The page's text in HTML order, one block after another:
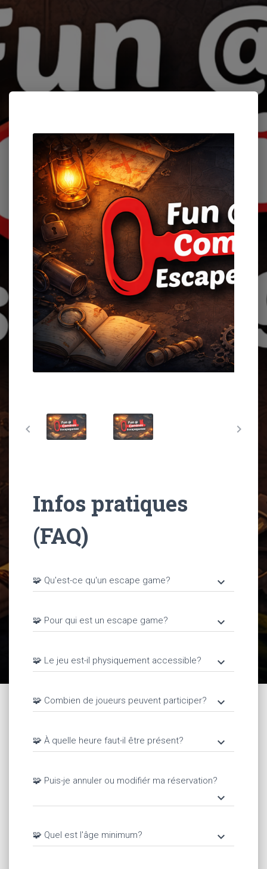
chevron_left chevron_right
Infos pratiques
(FAQ)
🧩 Qu'est-ce qu'un escape game? keyboard_arrow_down
🧩 Pour qui est un escape game? keyboard_arrow_down
🧩 Le jeu est-il physiquement accessible? keyboard_arrow_down
🧩 Combien de joueurs peuvent participer? keyboard_arrow_down
🧩 À quelle heure faut-il être présent? keyboard_arrow_down
🧩 Puis-je annuler ou modifiér ma réservation?
keyboard_arrow_down
🧩 Quel est l'âge minimum? keyboard_arrow_down